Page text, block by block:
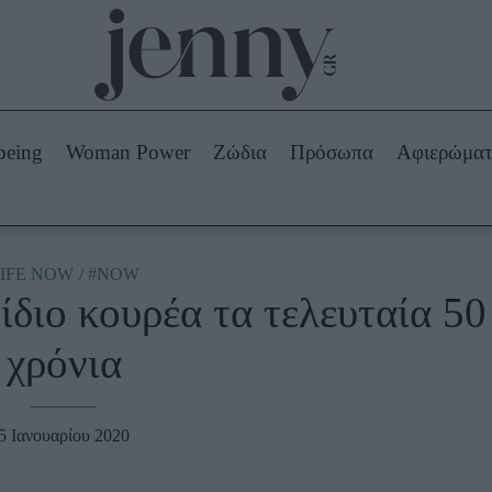
Beauty -
Ομορφιά
Skincare
Μακιγιάζ
Ζώδια
Woman Power Ζώδια Πρόσωπα
NOW #NOW
κουρέα τα τελευταία 50
χρόνια
5 Ιανουαρίου 2020